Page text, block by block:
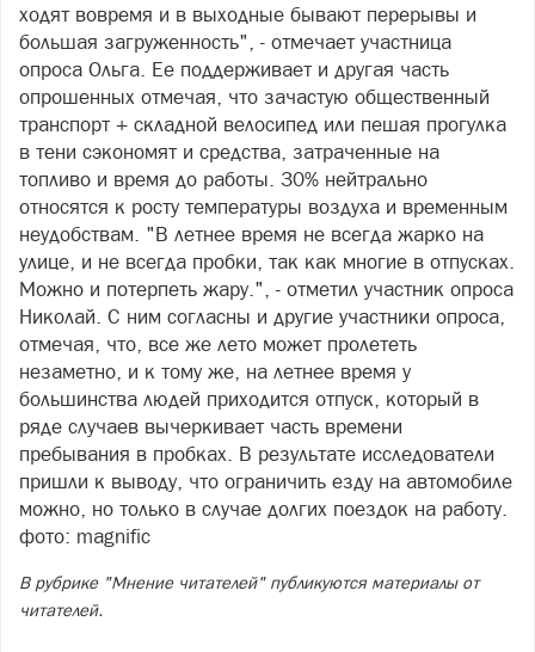
ходят вовремя и в выходные бывают перерывы и
большая загруженность", - отмечает участница
опроса Ольга. Ее поддерживает и другая часть
опрошенных отмечая, что зачастую общественный
транспорт + складной велосипед или пешая прогулка
в тени сэкономят и средства, затраченные на
топливо и время до работы. 30% нейтрально
относятся к росту температуры воздуха и временным
неудобствам. "В летнее время не всегда жарко на
улице, и не всегда пробки, так как многие в отпусках.
Можно и потерпеть жару.", - отметил участник опроса
Николай. С ним согласны и другие участники опроса,
отмечая, что, все же лето может пролететь
незаметно, и к тому же, на летнее время у
большинства людей приходится отпуск, который в
ряде случаев вычеркивает часть времени
пребывания в пробках. В результате исследователи
пришли к выводу, что ограничить езду на автомобиле
можно, но только в случае долгих поездок на работу.
фото: magnific
В рубрике "Мнение читателей" публикуются материалы от
читателей.